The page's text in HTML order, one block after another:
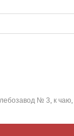
№ 3 к чаю